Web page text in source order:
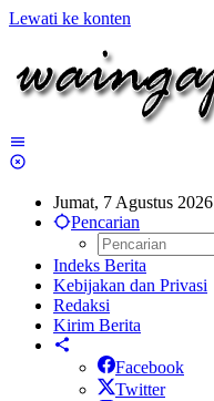
Lewati ke konten
Jumat, 7 Agustus 2026
Pencarian
Indeks Berita
Kebijakan dan Privasi
Redaksi
Kirim Berita
Facebook
Twitter